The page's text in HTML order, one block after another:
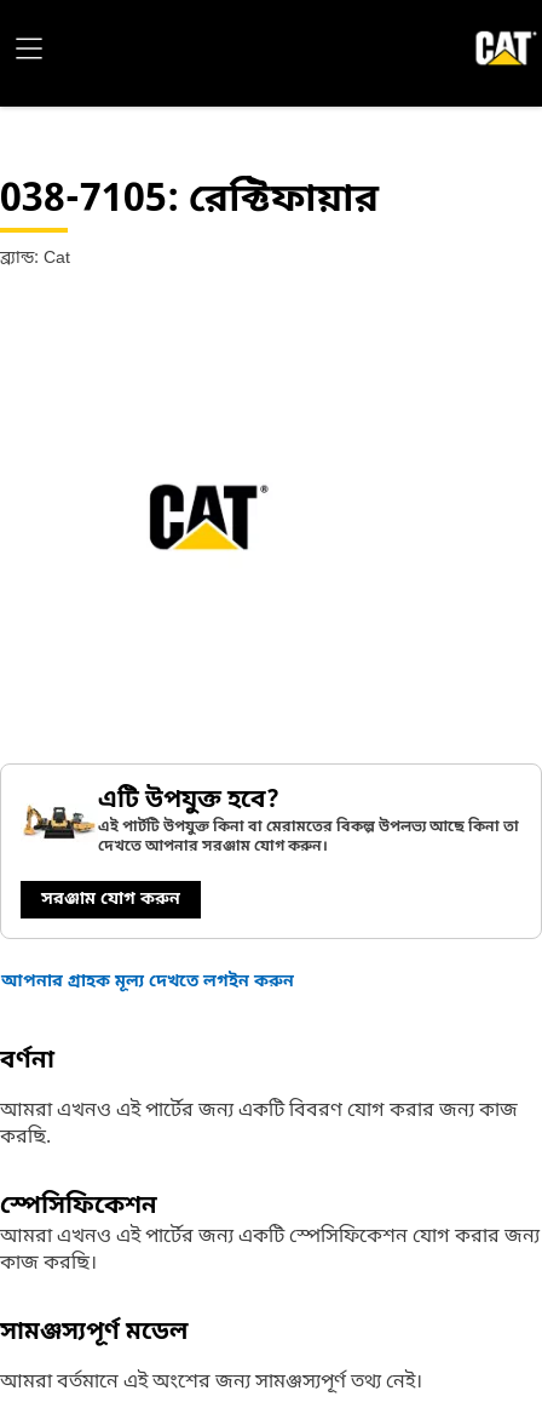
038-7105: রেক্টিফায়ার
ব্র্যান্ড: Cat
এটি উপযুক্ত হবে?
এই পার্টটি উপযুক্ত কিনা বা মেরামতের বিকল্প উপলভ্য আছে কিনা তা
দেখতে আপনার সরঞ্জাম যোগ করুন।
সরঞ্জাম যোগ করুন
আপনার গ্রাহক মূল্য দেখতে লগইন করুন
বর্ণনা
আমরা এখনও এই পার্টের জন্য একটি বিবরণ যোগ করার জন্য কাজ
করছি.
স্পেসিফিকেশন
আমরা এখনও এই পার্টের জন্য একটি স্পেসিফিকেশন যোগ করার জন্য
কাজ করছি।
সামঞ্জস্যপূর্ণ মডেল
আমরা বর্তমানে এই অংশের জন্য সামঞ্জস্যপূর্ণ তথ্য নেই।